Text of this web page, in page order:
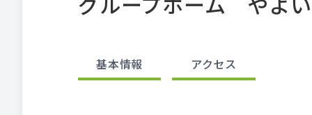
基本情報 アクセス